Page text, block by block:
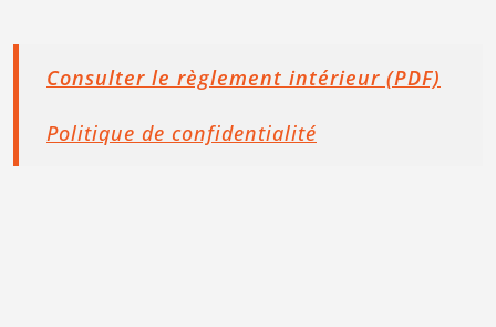
Consulter le règlement intérieur (PDF)
Politique de confidentialité